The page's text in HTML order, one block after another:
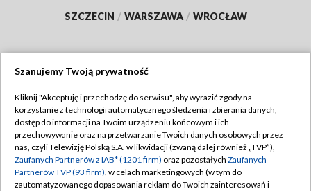
SZCZECIN / WARSZAWA / WROCŁAW
TVP
Abonament TVP
Emisja w TVP
Centrum informacji TVP
Regulamin TVP
Polityka prywatności
Moje zgody
Szanujemy Twoją prywatność
Kliknij "Akceptuję i przechodzę do serwisu", aby wyrazić zgody na
korzystanie z technologii automatycznego śledzenia i zbierania danych,
dostęp do informacji na Twoim urządzeniu końcowym i ich
przechowywanie oraz na przetwarzanie Twoich danych osobowych przez
nas, czyli Telewizję Polską S.A. w likwidacji (zwaną dalej również „TVP”),
Zaufanych Partnerów z IAB* (1201 firm) oraz pozostałych Zaufanych
Partnerów TVP (93 firm), w celach marketingowych (w tym do
zautomatyzowanego dopasowania reklam do Twoich zainteresowań i